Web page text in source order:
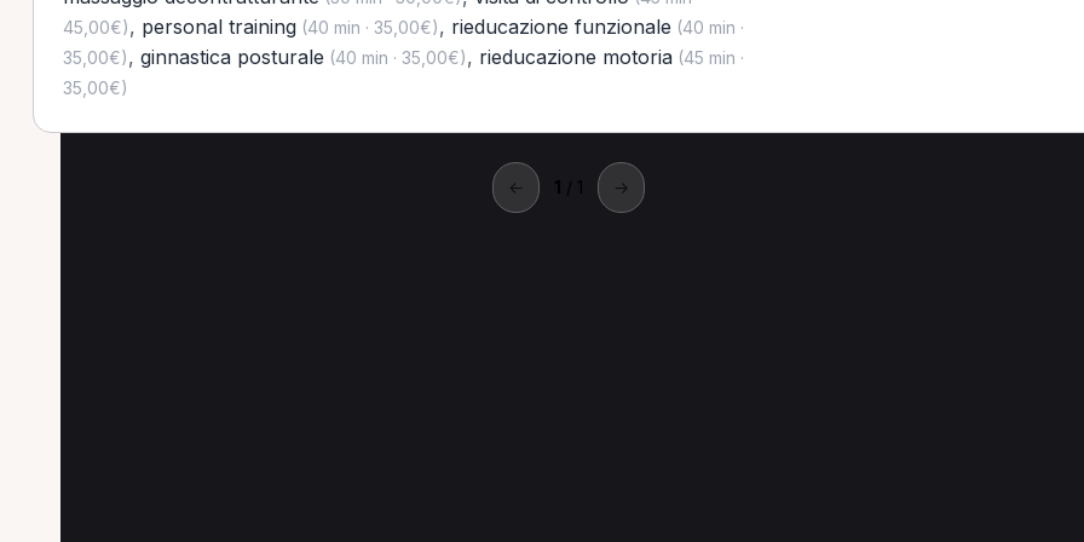
45,00€), personal training(40 min · 35,00€), rieducazione funzionale (40 min ·
35,00€), ginnastica posturale (40 min · 35,00€), rieducazione motoria(45 min ·
35,00€)
← 1 / 1 →